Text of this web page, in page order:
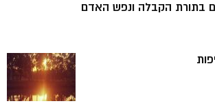
בתורת הקבלה ונפש האדם